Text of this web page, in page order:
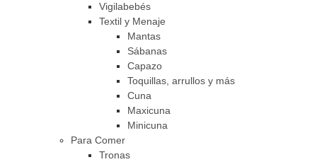
Vigilabebés
Textil y Menaje
Mantas
Sábanas
Capazo
Toquillas, arrullos y más
Cuna
Maxicuna
Minicuna
Para Comer
Tronas